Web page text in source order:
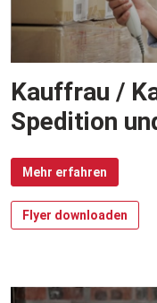
Kauffrau /
Spedition
Mehr erfahren
Flyer downloaden